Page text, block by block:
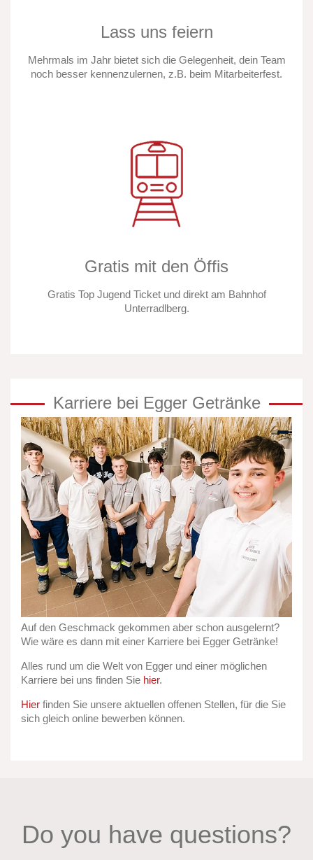
Lass uns feiern
Mehrmals im Jahr bietet sich die Gelegenheit, dein Team
noch besser kennenzulernen, z.B. beim Mitarbeiterfest.
Gratis mit den Öffis
Gratis Top Jugend Ticket und direkt am Bahnhof
Unterradlberg.
Karriere bei Egger Getränke
Auf den Geschmack gekommen aber schon ausgelernt?
Wie wäre es dann mit einer Karriere bei Egger Getränke!
Alles rund um die Welt von Egger und einer möglichen
Karriere bei uns finden Sie hier.
Hier finden Sie unsere aktuellen offenen Stellen, für die Sie
sich gleich online bewerben können.
Do you have questions?